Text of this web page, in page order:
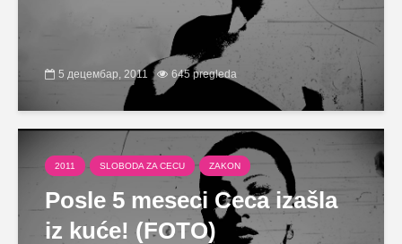
5 децембар, 2011 645 pregleda
2011 SLOBODA ZA CECU ZAKON
Posle 5 meseci Ceca izašla
iz kuće! (FOTO)